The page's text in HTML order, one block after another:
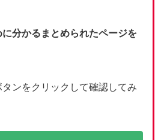
分かるまとめられたページを
ンをクリックして確認してみ